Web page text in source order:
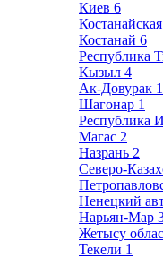
Киев 6
Костанай 6
Республика
Кызыл 4
Ак-Довурак 1
Шагонар 1
Республика
Магас 2
Назрань 2
Северо-
Ненецкий
Нарьян-Мар
Жетысу
Текели 1